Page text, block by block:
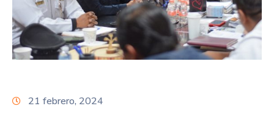
Transparencia
Directorio
21 febrero, 2024